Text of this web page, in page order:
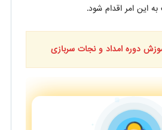
این امر اقدام شود.
دوره امداد و نجات سربازی